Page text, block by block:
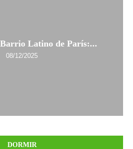
Latino de París:...
08/12/2025
DORMIR